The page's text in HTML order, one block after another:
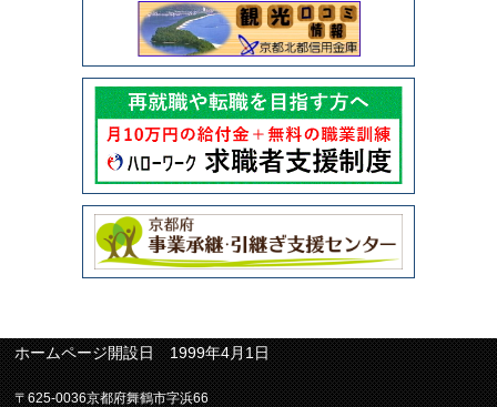
ホームページ開設日 1999年4月1日
〒625-0036京都府舞鶴市字浜66